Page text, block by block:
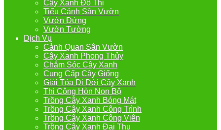
Cây Xanh Đô Thị
Tiểu Cảnh Sân Vườn
Vườn Đứng
Vườn Tường
Dịch Vụ
Cảnh Quan Sân Vườn
Cây Xanh Phong Thủy
Chắm Sóc Cây Xanh
Cung Cấp Cây Giống
Giải Tỏa Di Dời Cây Xanh
Thi Công Hòn Non Bộ
Trồng Cây Xanh Bóng Mát
Trồng Cây Xanh Công Trình
Trồng Cây Xanh Công Viên
Trồng Cây Xanh Đại Thụ